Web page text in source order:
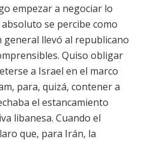
empezar a negociar lo
se percibe como
general llevó al republicano
Quiso obligar
a Israel en el marco
para, quizá, contener a
el estancamiento
libanesa. Cuando el
que, para Irán, la